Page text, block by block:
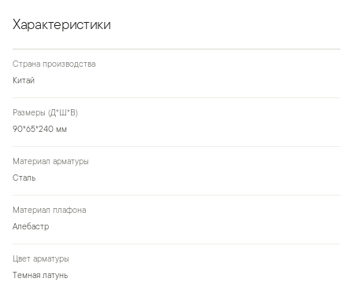
Характеристики
Страна производства
Китай
Размеры (Д*Ш*В)
90*65*240 мм
Материал арматуры
Сталь
Материал плафона
Алебастр
Цвет арматуры
Темная латунь